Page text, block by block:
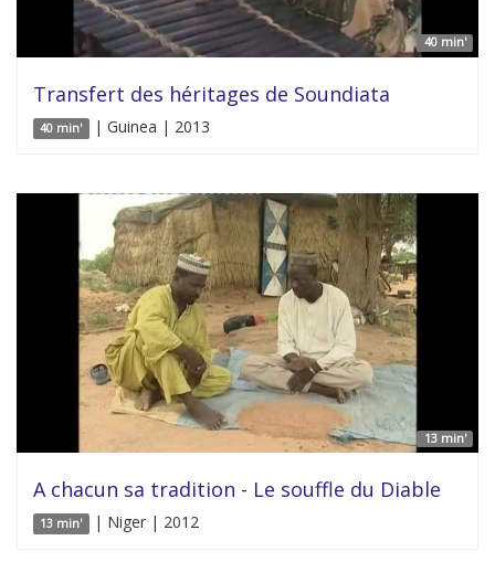
40 min'
Transfert des héritages de Soundiata
40 min' | Guinea | 2013
13 min'
A chacun sa tradition - Le souffle du Diable
13 min' | Niger | 2012